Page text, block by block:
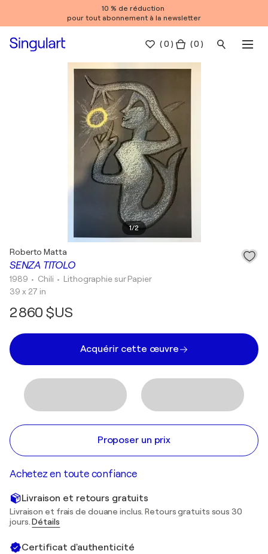
10 % de réduction
pour tout abonnement à la newsletter
(0 ) ( 0 )
1/2
SENZA TITOLO
Roberto Matta
1989 • Chili • Lithographie sur Papier
39 x 27 in
2 860 $US
Acquérir cette œuvre
Proposer un prix
Achetez en toute confiance
Livraison et retours gratuits
Livraison et frais de douane inclus. Retours gratuits sous 30
jours.Détails
Certificat d'authenticité